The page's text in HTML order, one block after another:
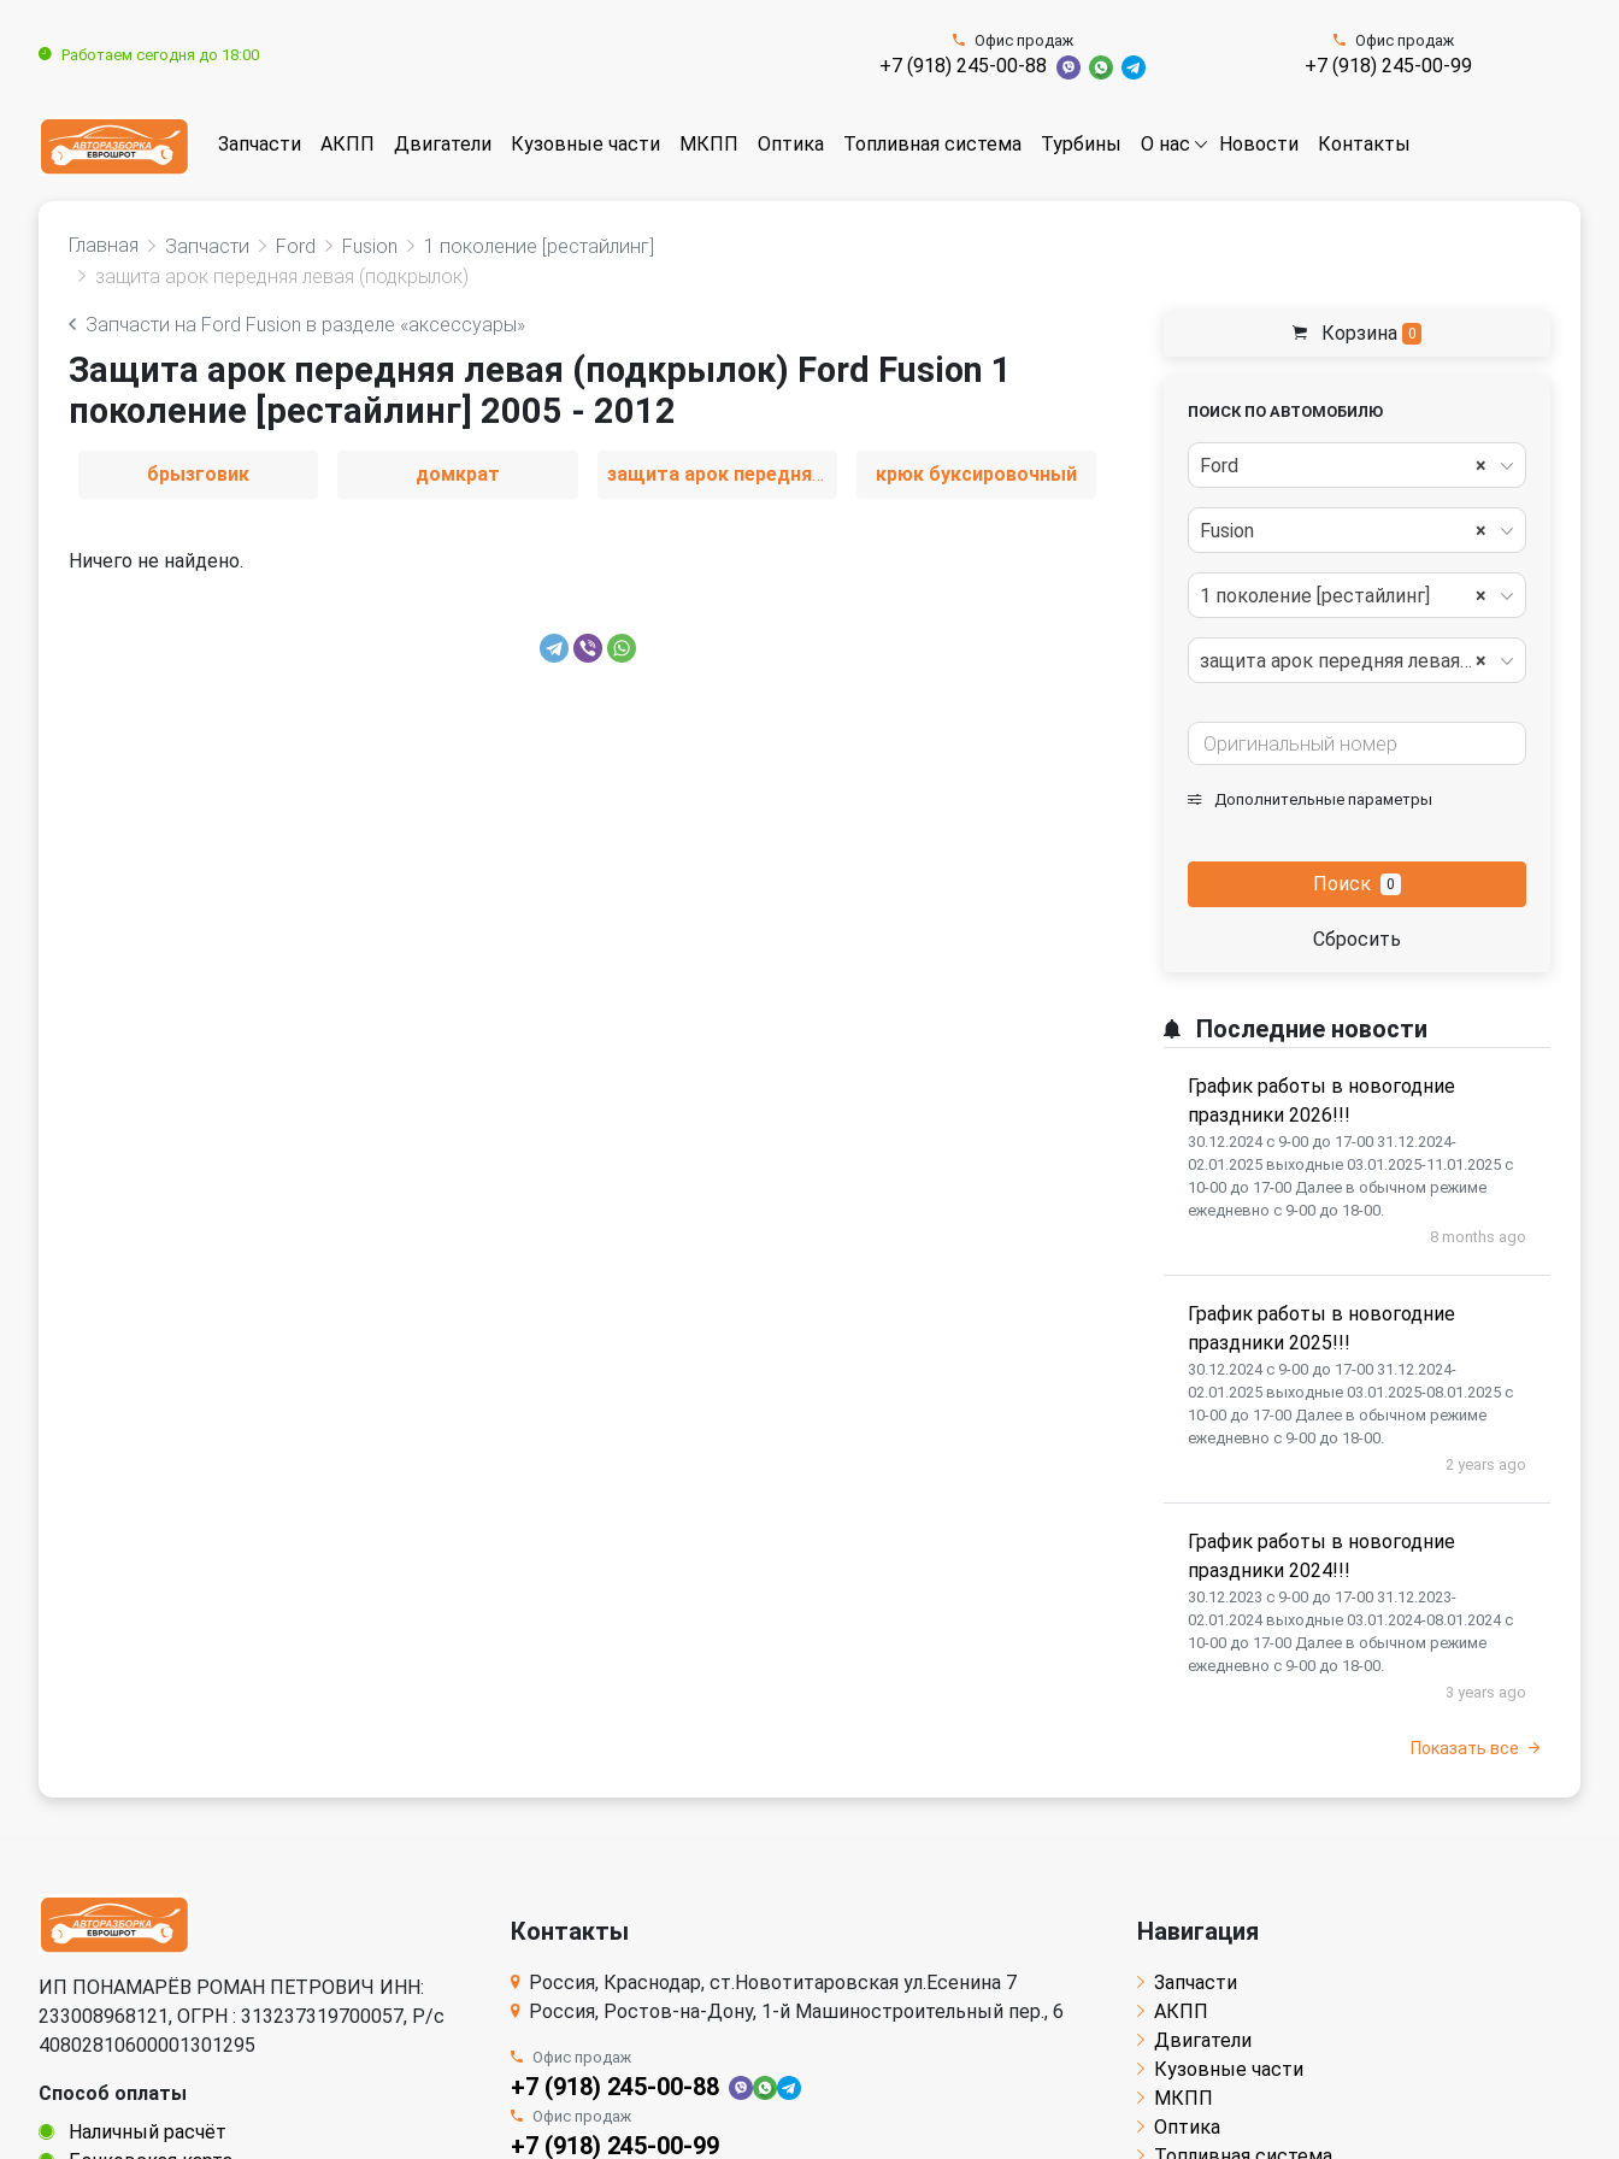
Работаем сегодня до 18:00
Офис продаж
+7 (918) 245-00-88
Офис продаж
+7 (918) 245-00-99
Запчасти АКПП Двигатели Кузовные части МКПП Оптика Топливная система Турбины О нас Новости Контакты
Главная Запчасти Ford Fusion
1 поколение [рестайлинг]
защита арок передняя левая (подкрылок)
Запчасти на Ford Fusion в разделе «аксессуары»
Защита арок передняя левая (подкрылок) Ford Fusion 1
поколение [рестайлинг] 2005 - 2012
брызговик домкрат защита арок передняя правая (подкрылок) крюк буксировочный
Ничего не найдено.
Корзина 0
ПОИСК ПО АВТОМОБИЛЮ
×
Ford
×
Fusion
×
1 поколение [рестайлинг]
×
защита арок передняя левая (подкрылок)
Дополнительные параметры
Поиск 0
Сбросить
Последние новости
График работы в новогодние
праздники 2026!!!
30.12.2024 с 9-00 до 17-00 31.12.2024-
02.01.2025 выходные 03.01.2025-11.01.2025 с
10-00 до 17-00 Далее в обычном режиме
ежедневно с 9-00 до 18-00.
8 months ago
График работы в новогодние
праздники 2025!!!
30.12.2024 с 9-00 до 17-00 31.12.2024-
02.01.2025 выходные 03.01.2025-08.01.2025 с
10-00 до 17-00 Далее в обычном режиме
ежедневно с 9-00 до 18-00.
2 years ago
График работы в новогодние
праздники 2024!!!
30.12.2023 с 9-00 до 17-00 31.12.2023-
02.01.2024 выходные 03.01.2024-08.01.2024 с
10-00 до 17-00 Далее в обычном режиме
ежедневно с 9-00 до 18-00.
3 years ago
Показать все
ИП ПОНАМАРЁВ РОМАН ПЕТРОВИЧ ИНН:
233008968121, ОГРН : 313237319700057, Р/c
40802810600001301295
Способ оплаты
Наличный расчёт
Контакты
Россия, Краснодар, ст.Новотитаровская ул.Есенина 7
Россия, Ростов-на-Дону, 1-й Машиностроительный пер., 6
Офис продаж
+7 (918) 245-00-88
Офис продаж
+7 (918) 245-00-99
Навигация
Запчасти
АКПП
Двигатели
Кузовные части
МКПП
Оптика